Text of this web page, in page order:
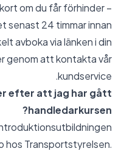
om du får förhinder –
24 timmar innan
avboka via länken i din
genom att kontakta vår
kundservice.
efter att jag har gått
handledarkursen?
hos Transportstyrelsen.